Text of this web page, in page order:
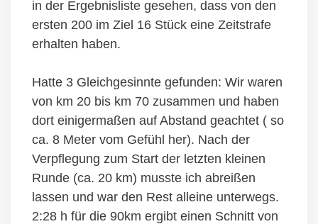
in der Ergebnisliste gesehen, dass von den
ersten 200 im Ziel 16 Stück eine Zeitstrafe
erhalten haben.
Hatte 3 Gleichgesinnte gefunden: Wir waren
von km 20 bis km 70 zusammen und haben
dort einigermaßen auf Abstand geachtet ( so
ca. 8 Meter vom Gefühl her). Nach der
Verpflegung zum Start der letzten kleinen
Runde (ca. 20 km) musste ich abreißen
lassen und war den Rest alleine unterwegs.
2:28 h für die 90km ergibt einen Schnitt von